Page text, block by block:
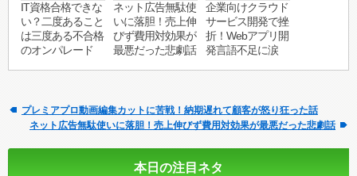
IT資格合格できな
い？二度あること
は三度ある不合格
のオンパレード
ネット広告無駄使
いに落胆！売上伸
びず費用対効果が
最悪だった悲劇話
企業向けクラウド
サービス開発で挫
折！Webアプリ開
発言語不足に涙
プレミアプロ動画編集カットに苦戦！納期遅れて顧客が怒り狂った話
ネット広告無駄使いに落胆！売上伸びず費用対効果が最悪だった悲劇話
本日の注目ネタ